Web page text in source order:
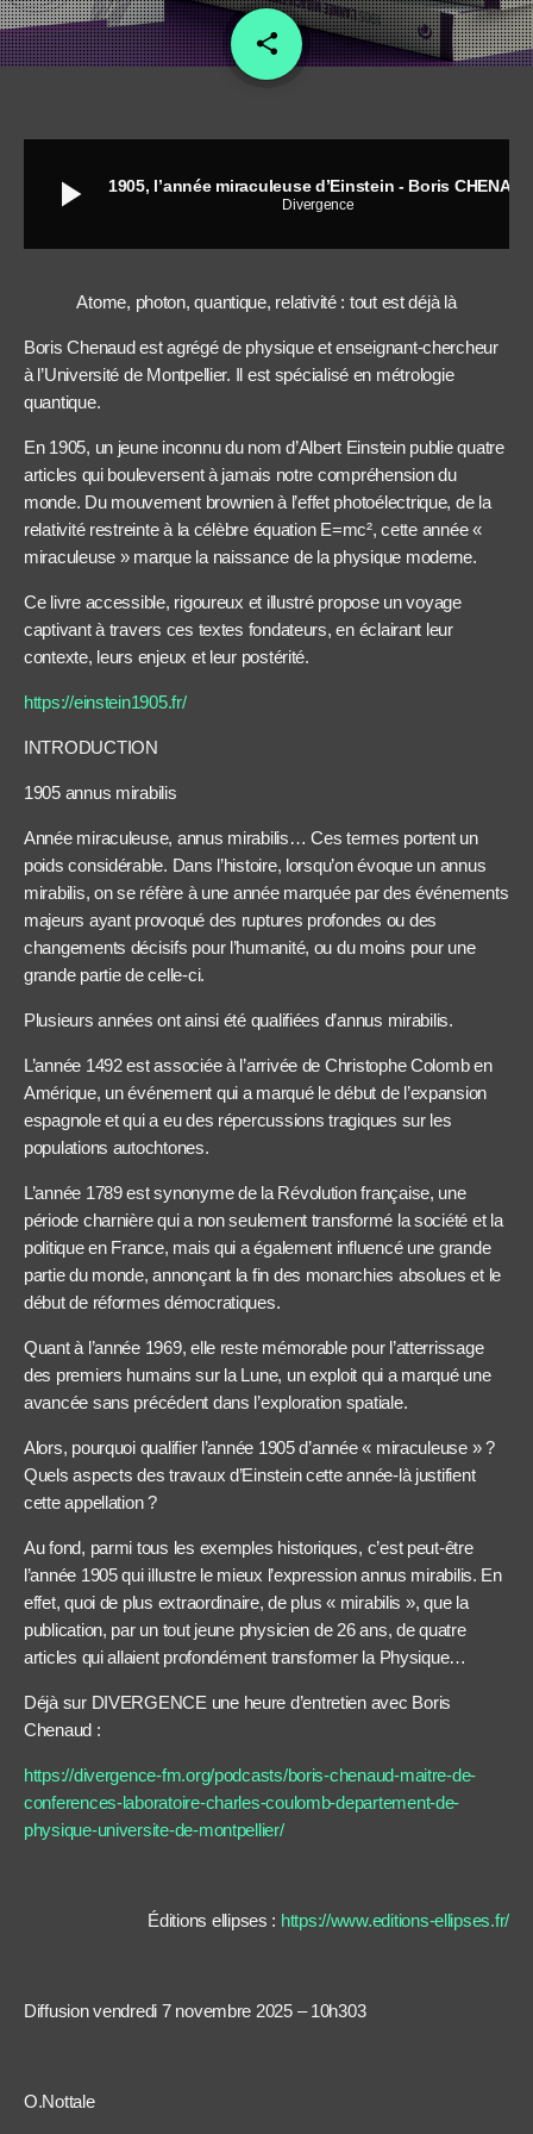
share
email
play_arrow Divergence
Atome, photon, quantique, relativité : tout est déjà là
Boris Chenaud est agrégé de physique et enseignant-chercheur
à l’Université de Montpellier. Il est spécialisé en métrologie
quantique.
En 1905, un jeune inconnu du nom d’Albert Einstein publie quatre
articles qui bouleversent à jamais notre compréhension du
monde. Du mouvement brownien à l’effet photoélectrique, de la
relativité restreinte à la célèbre équation E=mc², cette année «
miraculeuse » marque la naissance de la physique moderne.
Ce livre accessible, rigoureux et illustré propose un voyage
captivant à travers ces textes fondateurs, en éclairant leur
contexte, leurs enjeux et leur postérité.
https://einstein1905.fr/
INTRODUCTION
1905 annus mirabilis
Année miraculeuse, annus mirabilis… Ces termes portent un
poids considérable. Dans l’histoire, lorsqu’on évoque un annus
mirabilis, on se réfère à une année marquée par des événements
majeurs ayant provoqué des ruptures profondes ou des
changements décisifs pour l’humanité, ou du moins pour une
grande partie de celle-ci.
Plusieurs années ont ainsi été qualifiées d’annus mirabilis.
L’année 1492 est associée à l’arrivée de Christophe Colomb en
Amérique, un événement qui a marqué le début de l’expansion
espagnole et qui a eu des répercussions tragiques sur les
populations autochtones.
L’année 1789 est synonyme de la Révolution française, une
période charnière qui a non seulement transformé la société et la
politique en France, mais qui a également influencé une grande
partie du monde, annonçant la fin des monarchies absolues et le
début de réformes démocratiques.
Quant à l’année 1969, elle reste mémorable pour l’atterrissage
des premiers humains sur la Lune, un exploit qui a marqué une
avancée sans précédent dans l’exploration spatiale.
Alors, pourquoi qualifier l’année 1905 d’année « miraculeuse » ?
Quels aspects des travaux d’Einstein cette année-là justifient
cette appellation ?
Au fond, parmi tous les exemples historiques, c’est peut-être
l’année 1905 qui illustre le mieux l’expression annus mirabilis. En
effet, quoi de plus extraordinaire, de plus « mirabilis », que la
publication, par un tout jeune physicien de 26 ans, de quatre
articles qui allaient profondément transformer la Physique…
Déjà sur DIVERGENCE une heure d’entretien avec Boris
Chenaud :
https://divergence-fm.org/podcasts/boris-chenaud-maitre-de-
conferences-laboratoire-charles-coulomb-departement-de-
physique-universite-de-montpellier/
Éditions ellipses : https://www.editions-ellipses.fr/
Diffusion vendredi 7 novembre 2025 – 10h303
O.Nottale